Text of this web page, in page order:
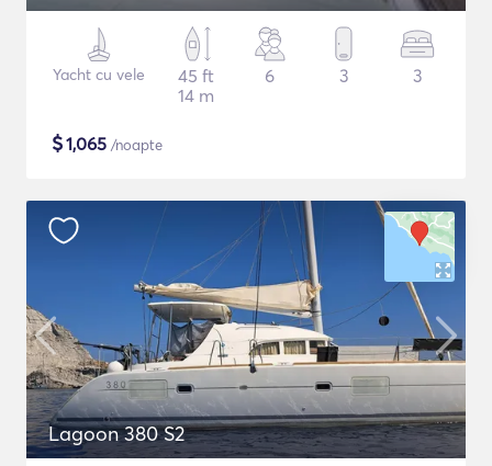
Yacht cu vele
45 ft
14 m
6 3 3
$1,065 /noapte
Lagoon 380 S2